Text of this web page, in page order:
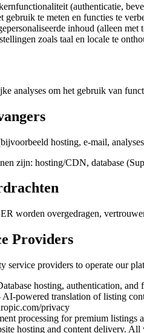
(authenticatie,
gebruik te meten en functies te
inhoud (alleen met
zoals taal en locale te
analyses om het gebruik van
hosting, e-mail,
zijn: hosting/CDN, database
worden overgedragen,
Providers
service providers to operate our
hosting, authentication,
powered translation of listing
privacy
processing for premium listings
hosting and content delivery.